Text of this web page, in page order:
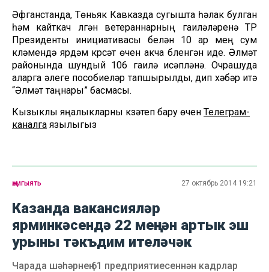
Әфганстанда, Төньяк Кавказда сугышта һәлак булган
һәм кайткач үлгән ветераннарның гаиләләренә ТР
Президенты инициативасы белән 10 ар мең сум
күләмендә ярдәм күрсәтү өчен акча бүленгән иде. Әлмәт
районында шундый 106 гаилә исәпләнә. Очрашуда
аларга әлеге пособиеләр тапшырылды, дип хәбәр итә
“Әлмәт таңнары” басмасы.
Кызыклы яңалыкларны күзәтеп бару өчен Телеграм-
каналга язылыгыз
җәмгыять 27 октябрь 2014 19:21
Казанда вакансияләр
ярминкәсендә 22 меңнән артык эш
урыны тәкъдим ителәчәк
Чарада шәһәрнең 61 предприятиесеннән кадрлар